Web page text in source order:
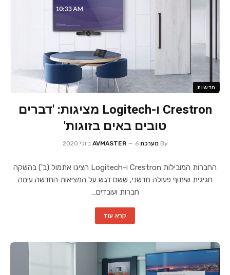
חדשות
Crestron ו-Logitech מציגות: 'דברים
טובים באים בזוגות'
By מערכת AVMASTER6 ביולי 2020
החברות המובילות Crestron ו-Logitech הציגו אתמול (ב') בהשקה
חגיגית שיתוף פעולה חדשני, ששם דגש על המציאות החדשה עימה
חברות ועובדים…
קרא עוד